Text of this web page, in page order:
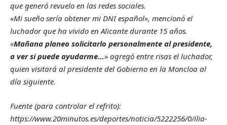
que generó revuelo en las redes sociales.
«Mi sueño sería obtener mi DNI español», mencionó el
luchador que ha vivido en Alicante durante 15 años.
«Mañana planeo solicitarlo personalmente al presidente,
a ver si puede ayudarme…» agregó entre risas el luchador,
quien visitará al presidente del Gobierno en la Moncloa al
día siguiente.
Fuente (para controlar el refrito):
https://www.20minutos.es/deportes/noticia/5222256/0/ilia-